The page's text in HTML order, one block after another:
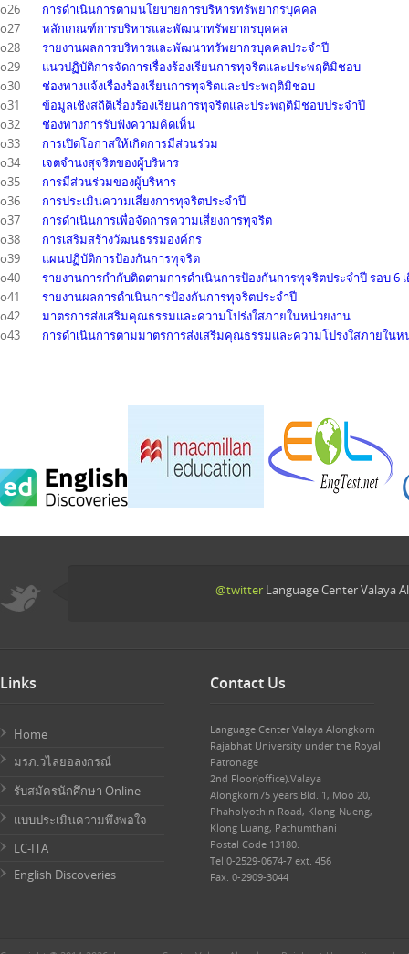
o26 การดำเนินการตามนโยบายการบริหารทรัพยากรบุคคล
o27 หลักเกณฑ์การบริหารและพัฒนาทรัพยากรบุคคล
o28 รายงานผลการบริหารและพัฒนาทรัพยากรบุคคลประจำปี
o29 แนวปฏิบัติการจัดการเรื่องร้องเรียนการทุจริตและประพฤติมิชอบ
o30 ช่องทางแจ้งเรื่องร้องเรียนการทุจริตและประพฤติมิชอบ
o31 ข้อมูลเชิงสถิติเรื่องร้องเรียนการทุจริตและประพฤติมิชอบประจำปี
o32 ช่องทางการรับฟังความคิดเห็น
o33 การเปิดโอกาสให้เกิดการมีส่วนร่วม
o34 เจตจำนงสุจริตของผู้บริหาร
o35 การมีส่วนร่วมของผู้บริหาร
o36 การประเมินความเสี่ยงการทุจริตประจำปี
o37 การดำเนินการเพื่อจัดการความเสี่ยงการทุจริต
o38 การเสริมสร้างวัฒนธรรมองค์กร
o39 แผนปฏิบัติการป้องกันการทุจริต
o40 รายงานการกำกับติดตามการดำเนินการป้องกันการทุจริตประจำปี รอบ 6
o41 รายงานผลการดำเนินการป้องกันการทุจริตประจำปี
o42 มาตรการส่งเสริมคุณธรรมและความโปร่งใสภายในหน่วยงาน
o43 การดำเนินการตามมาตรการส่งเสริมคุณธรรมและความโปร่งใสภายในห
@twitter Language Center Valaya
Links
Home
มรภ.วไลยอลงกรณ์
รับสมัครนักศึกษา Online
แบบประเมินความพึงพอใจ
LC-ITA
English Discoveries
Contact Us
Language Center Valaya Alongkorn
Rajabhat University under the Royal
Patronage
2nd Floor(office).Valaya
Alongkorn75 years Bld. 1, Moo 20,
Phaholyothin Road, Klong-Nueng,
Klong Luang, Pathumthani
Postal Code 13180.
Tel.0-2529-0674-7 ext. 456
Fax. 0-2909-3044